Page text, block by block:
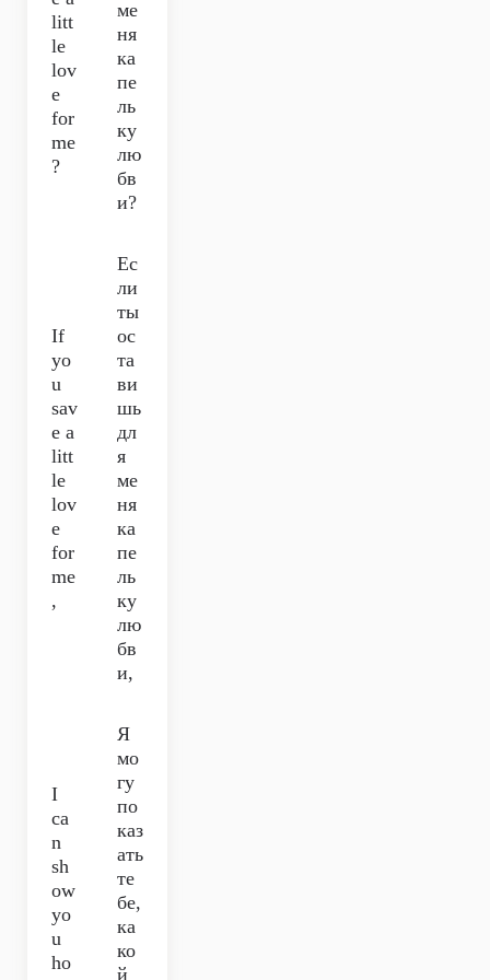
litt
le
lov
e
for
me
?
ме
ня
ка
пе
ль
ку
лю
бв
и?
If
yo
u
sav
e a
litt
le
lov
e
for
me
,
Ес
ли
ты
ос
та
ви
шь
дл
я
ме
ня
ка
пе
ль
ку
лю
бв
и,
I
ca
n
sh
ow
yo
u
ho
Я
мо
гу
по
каз
ать
те
бе,
ка
ко
й